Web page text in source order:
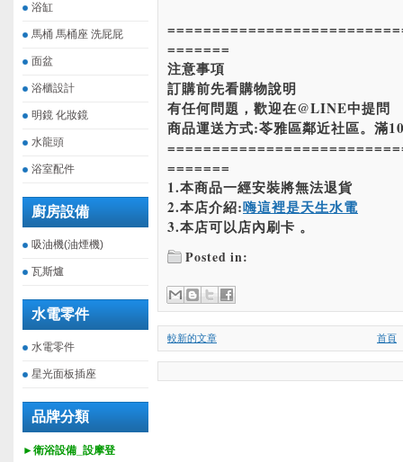
浴缸
馬桶 馬桶座 洗屁屁
面盆
浴櫃設計
明鏡 化妝鏡
水龍頭
浴室配件
廚房設備
吸油機(油煙機)
瓦斯爐
水電零件
水電零件
星光面板插座
品牌分類
►衛浴設備_設摩登
=======
注意事項
訂購前先看購物說明
有任何問題，歡迎在@LINE中提問
商品運送方式:苓雅區鄰近社區。滿
=======
1.本商品一經安裝將無法退貨
2.本店介紹:嗨這裡是天生水電
3.本店可以店內刷卡 。
Posted in:
較新的文章 首頁